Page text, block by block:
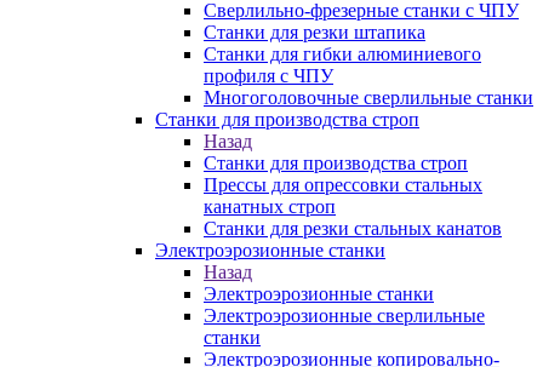
Сверлильно-фрезерные станки с ЧПУ
Станки для резки штапика
Станки для гибки алюминиевого
профиля с ЧПУ
Многоголовочные сверлильные станки
Станки для производства строп
Назад
Станки для производства строп
Прессы для опрессовки стальных
канатных строп
Станки для резки стальных канатов
Электроэрозионные станки
Назад
Электроэрозионные станки
Электроэрозионные сверлильные
станки
Электроэрозионные копировально-